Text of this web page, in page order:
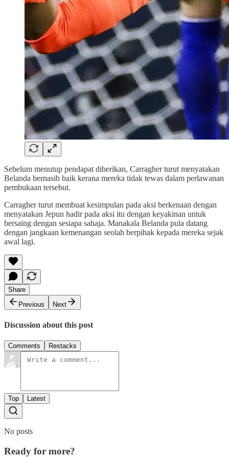
Sebelum menutup pendapat diberikan, Carragher turut menyatakan
Belanda bernasib baik kerana mereka tidak tewas dalam perlawanan
pembukaan tersebut.
Carragher turut membuat kesimpulan pada aksi berkenaan dengan
menyatakan Jepun hadir pada aksi itu dengan keyakinan untuk
bersaing dengan sesiapa sahaja. Manakala Belanda pula datang
dengan jangkaan kemenangan seolah berpihak kepada mereka sejak
awal lagi.
Share
Previous
Next
Discussion about this post
Comments Restacks
Top Latest
No posts
Ready for more?